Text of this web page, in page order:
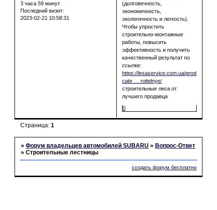
3 часа 59 минут
Последний визит:
2023-02-21 10:58:31
(долговечность,
экономичность,
экологичность и легкость).
Чтобы упростить
строительно-монтажные
работы, повысить
эффективность и получить
качественный результат по
ссылке:
https://lesaservice.com.ua/product-
cate … roitelnye/
строительные леса от
лучшего продавца
0
Страница:1
»Форум владельцев автомобилей SUBARU »Вопрос-Ответ
»Строительные лестницы
создать форум бесплатно